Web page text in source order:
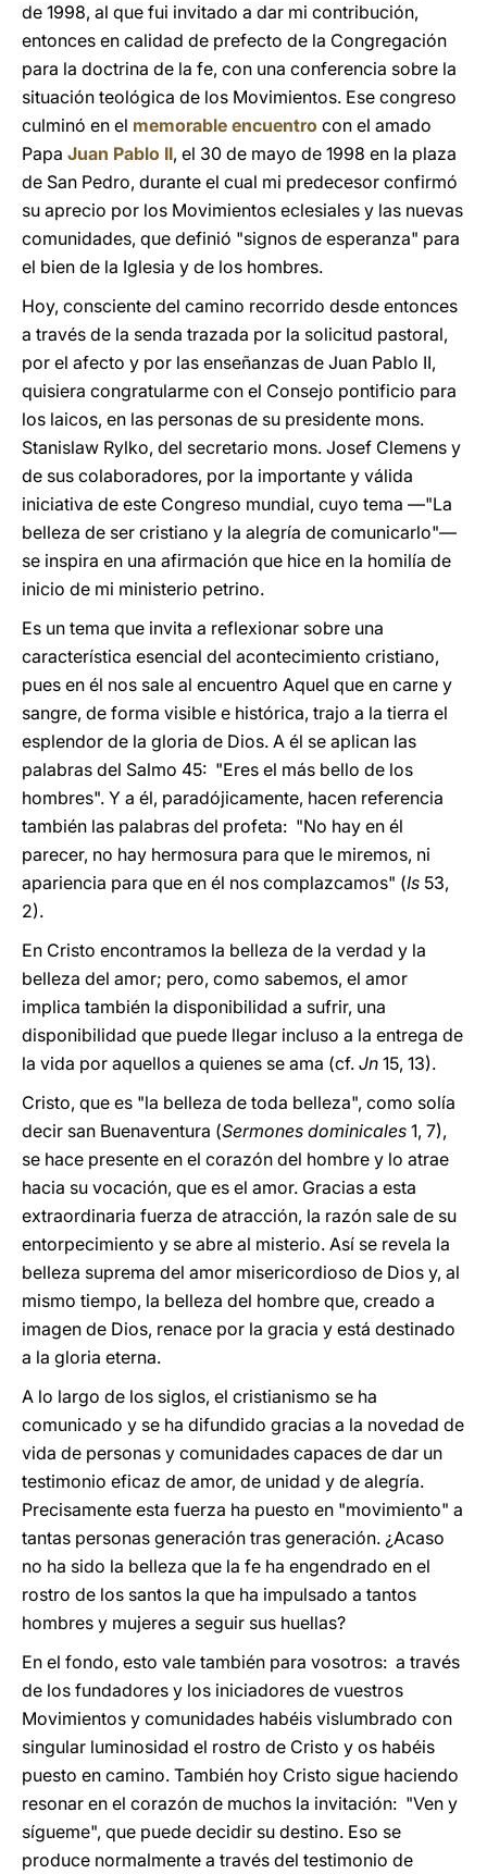
de 1998, al que fui invitado a dar mi contribución,
entonces en calidad de prefecto de la Congregación
para la doctrina de la fe, con una conferencia sobre la
situación teológica de los Movimientos. Ese congreso
culminó en el memorable encuentro con el amado
Papa Juan Pablo II, el 30 de mayo de 1998 en la plaza
de San Pedro, durante el cual mi predecesor confirmó
su aprecio por los Movimientos eclesiales y las nuevas
comunidades, que definió "signos de esperanza" para
el bien de la Iglesia y de los hombres.
Hoy, consciente del camino recorrido desde entonces
a través de la senda trazada por la solicitud pastoral,
por el afecto y por las enseñanzas de Juan Pablo II,
quisiera congratularme con el Consejo pontificio para
los laicos, en las personas de su presidente mons.
Stanislaw Rylko, del secretario mons. Josef Clemens y
de sus colaboradores, por la importante y válida
iniciativa de este Congreso mundial, cuyo tema —"La
belleza de ser cristiano y la alegría de comunicarlo"—
se inspira en una afirmación que hice en la homilía de
inicio de mi ministerio petrino.
Es un tema que invita a reflexionar sobre una
característica esencial del acontecimiento cristiano,
pues en él nos sale al encuentro Aquel que en carne y
sangre, de forma visible e histórica, trajo a la tierra el
esplendor de la gloria de Dios. A él se aplican las
palabras del Salmo 45: "Eres el más bello de los
hombres". Y a él, paradójicamente, hacen referencia
también las palabras del profeta: "No hay en él
parecer, no hay hermosura para que le miremos, ni
apariencia para que en él nos complazcamos" (Is 53,
2).
En Cristo encontramos la belleza de la verdad y la
belleza del amor; pero, como sabemos, el amor
implica también la disponibilidad a sufrir, una
disponibilidad que puede llegar incluso a la entrega de
la vida por aquellos a quienes se ama (cf. Jn 15, 13).
Cristo, que es "la belleza de toda belleza", como solía
decir san Buenaventura (Sermones dominicales 1, 7),
se hace presente en el corazón del hombre y lo atrae
hacia su vocación, que es el amor. Gracias a esta
extraordinaria fuerza de atracción, la razón sale de su
entorpecimiento y se abre al misterio. Así se revela la
belleza suprema del amor misericordioso de Dios y, al
mismo tiempo, la belleza del hombre que, creado a
imagen de Dios, renace por la gracia y está destinado
a la gloria eterna.
A lo largo de los siglos, el cristianismo se ha
comunicado y se ha difundido gracias a la novedad de
vida de personas y comunidades capaces de dar un
testimonio eficaz de amor, de unidad y de alegría.
Precisamente esta fuerza ha puesto en "movimiento" a
tantas personas generación tras generación. ¿Acaso
no ha sido la belleza que la fe ha engendrado en el
rostro de los santos la que ha impulsado a tantos
hombres y mujeres a seguir sus huellas?
En el fondo, esto vale también para vosotros: a través
de los fundadores y los iniciadores de vuestros
Movimientos y comunidades habéis vislumbrado con
singular luminosidad el rostro de Cristo y os habéis
puesto en camino. También hoy Cristo sigue haciendo
resonar en el corazón de muchos la invitación: "Ven y
sígueme", que puede decidir su destino. Eso se
produce normalmente a través del testimonio de